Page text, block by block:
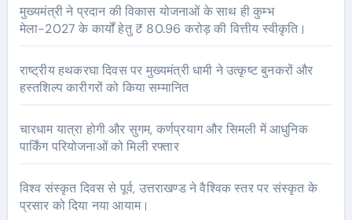
मुख्यमंत्री ने प्रदान की विकास योजनाओं के साथ ही कुम्भ
मेला-2027 के कार्यों हेतु ₹ 80.96 करोड़ की वित्तीय स्वीकृति।
राष्ट्रीय हथकरघा दिवस पर मुख्यमंत्री धामी ने उत्कृष्ट बुनकरों और
हस्तशिल्प कारीगरों को किया सम्मानित
चारधाम यात्रा होगी और सुगम, कर्णप्रयाग और सिमली में आधुनिक
पार्किंग परियोजनाओं को मिली रफ्तार
विश्व संस्कृत दिवस से पूर्व, उत्तराखण्ड ने वैश्विक स्तर पर संस्कृत के
प्रसार को दिया नया आयाम।